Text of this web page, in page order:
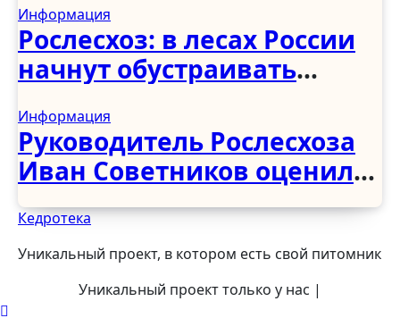
вредителей
Информация
Рослесхоз: в лесах России
начнут обустраивать
рубки деревьев
Информация
Руководитель Рослесхоза
Иван Советников оценил
развитие лесного
хозяйства в Чеченской
Республике
Кедротека
Уникальный проект, в котором есть свой питомник
Уникальный проект только у нас |